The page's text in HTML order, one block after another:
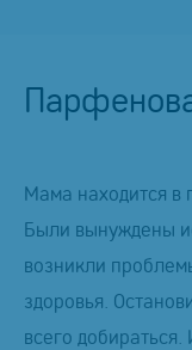
Мама находится в
Были вынуждены
возникли
здоровья.
всего